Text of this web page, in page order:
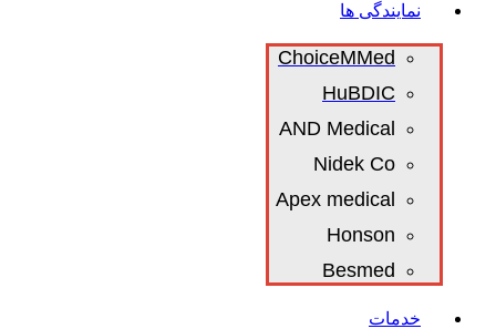
نمایندگی ها
ChoiceMMed
HuBDIC
AND Medical
Nidek Co
Apex medical
Honson
Besmed
خدمات